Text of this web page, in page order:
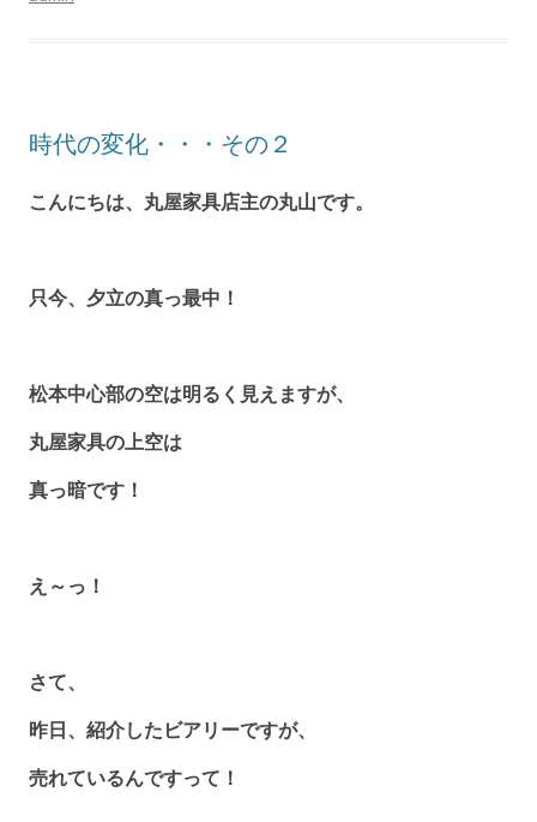
時代の変化・・・その２
こんにちは、丸屋家具店主の丸山です。
只今、夕立の真っ最中！
松本中心部の空は明るく見えますが、
丸屋家具の上空は
真っ暗です！
え～っ！
さて、
昨日、紹介したビアリーですが、
売れているんですって！